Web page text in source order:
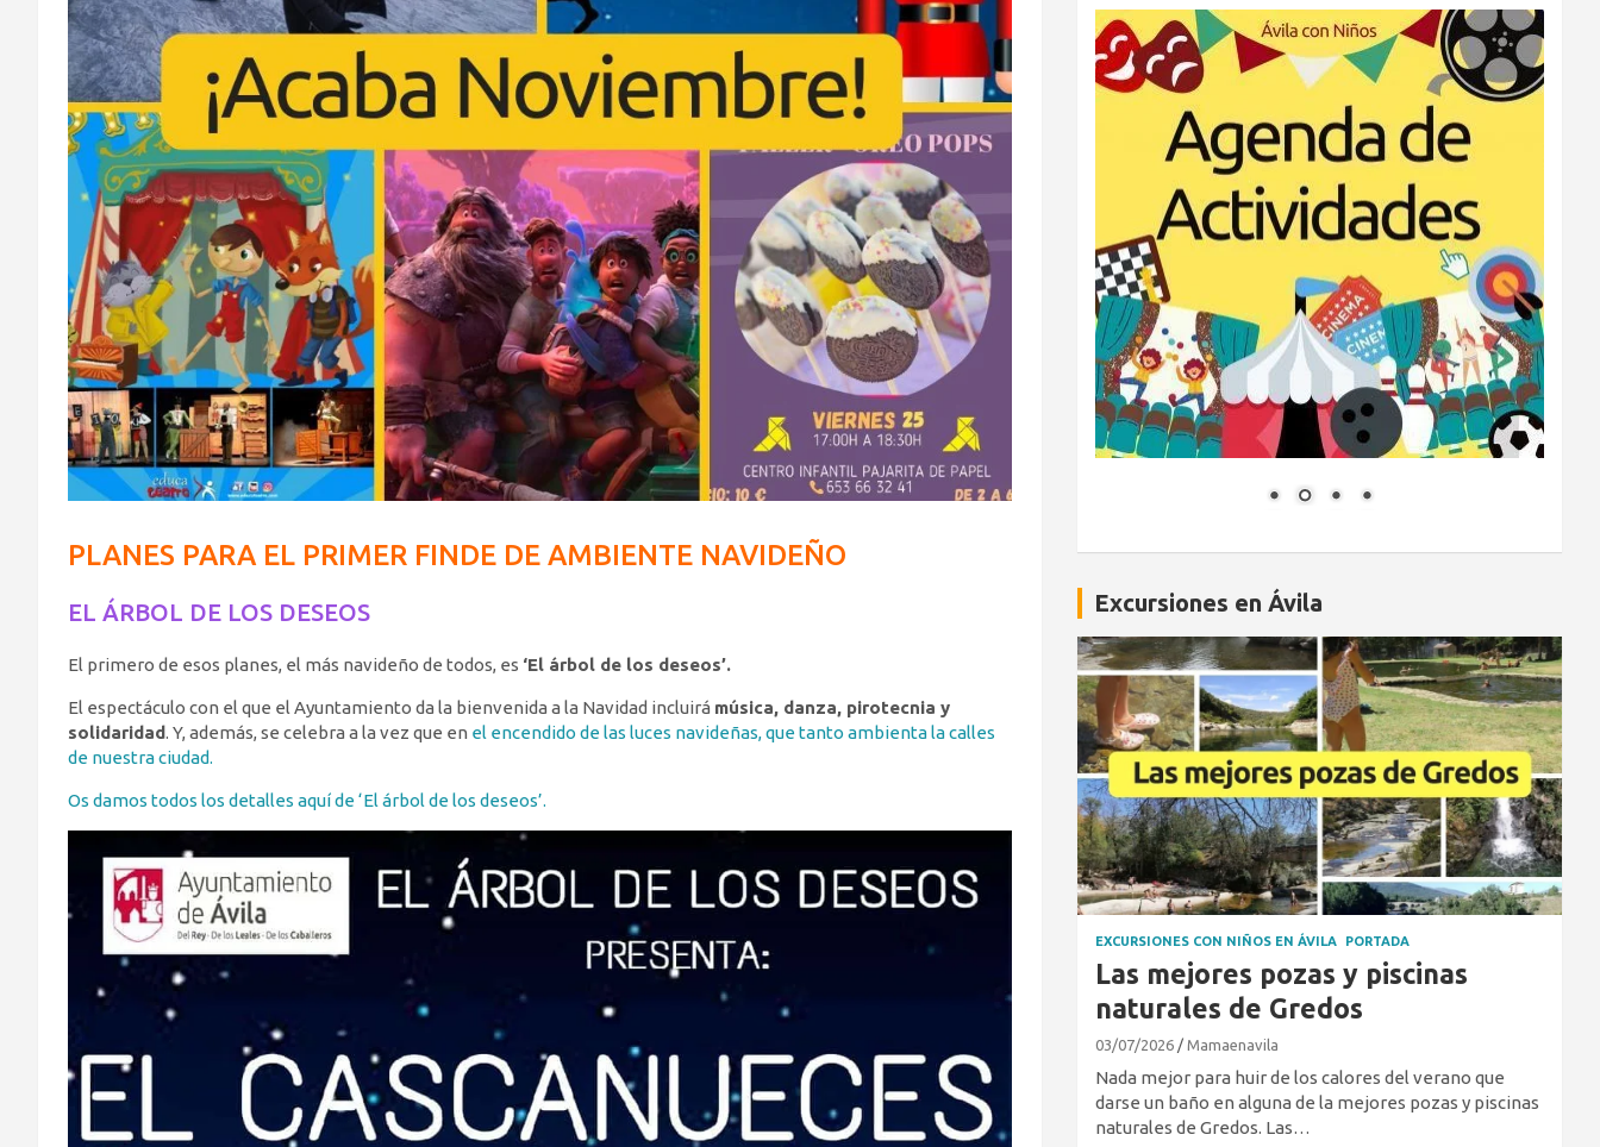
PLANES PARA EL PRIMER FINDE DE AMBIENTE NAVIDEÑO
EL ÁRBOL DE LOS DESEOS
El primero de esos planes, el más navideño de todos, es ‘El árbol de los deseos’.
El espectáculo con el que el Ayuntamiento da la bienvenida a la Navidad incluirá música, danza, pirotecnia y
solidaridad. Y, además, se celebra a la vez que en el encendido de las luces navideñas, que tanto ambienta la calles
de nuestra ciudad.
Os damos todos los detalles aquí de ‘El árbol de los deseos’.
Excursiones en Ávila
EXCURSIONES CON NIÑOS EN ÁVILA PORTADA
Las mejores pozas y piscinas
naturales de Gredos
03/07/2026 Mamaenavila
Nada mejor para huir de los calores del verano que
darse un baño en alguna de la mejores pozas y piscinas
naturales de Gredos. Las…